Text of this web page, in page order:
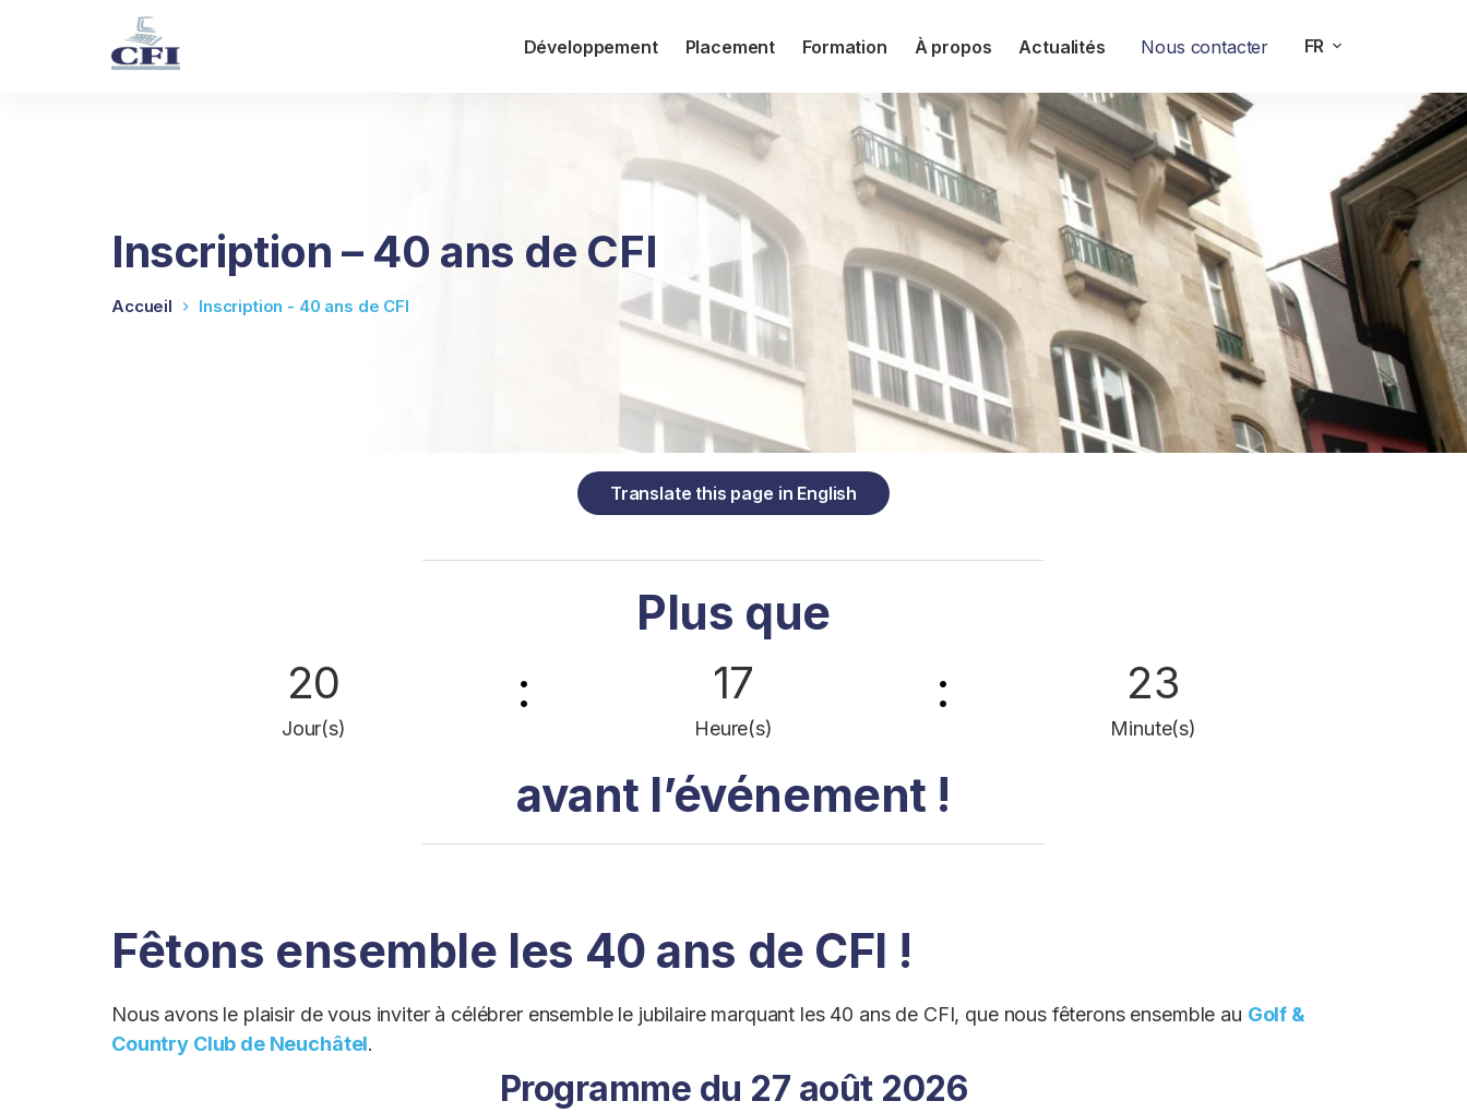
Développement Placement Formation À propos Actualités Nous contacter FR
Inscription – 40 ans de CFI
Accueil Inscription - 40 ans de CFI
Translate this page in English
Plus que
20
Jour(s)
: 17
Heure(s)
: 23
Minute(s)
avant l’événement !
Fêtons ensemble les 40 ans de CFI !
Nous avons le plaisir de vous inviter à célébrer ensemble le jubilaire marquant les 40 ans de CFI, que nous fêterons ensemble au Golf &
Country Club de Neuchâtel.
Programme du 27 août 2026